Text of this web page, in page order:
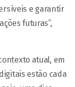
e garantir
futuras”,
atual, em
estão cada